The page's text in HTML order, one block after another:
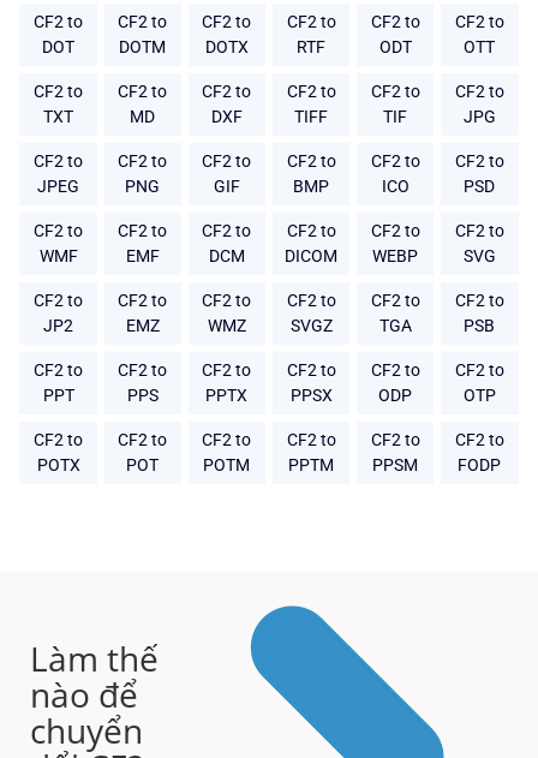
CF2 to
DOT
CF2 to
DOTM
CF2 to
DOTX
CF2 to
RTF
CF2 to
ODT
CF2 to
OTT
CF2 to
TXT
CF2 to
MD
CF2 to
DXF
CF2 to
TIFF
CF2 to
TIF
CF2 to
JPG
CF2 to
JPEG
CF2 to
PNG
CF2 to
GIF
CF2 to
BMP
CF2 to
ICO
CF2 to
PSD
CF2 to
WMF
CF2 to
EMF
CF2 to
DCM
CF2 to
DICOM
CF2 to
WEBP
CF2 to
SVG
CF2 to
JP2
CF2 to
EMZ
CF2 to
WMZ
CF2 to
SVGZ
CF2 to
TGA
CF2 to
PSB
CF2 to
PPT
CF2 to
PPS
CF2 to
PPTX
CF2 to
PPSX
CF2 to
ODP
CF2 to
OTP
CF2 to
POTX
CF2 to
POT
CF2 to
POTM
CF2 to
PPTM
CF2 to
PPSM
CF2 to
FODP
Làm thế
nào để
chuyển